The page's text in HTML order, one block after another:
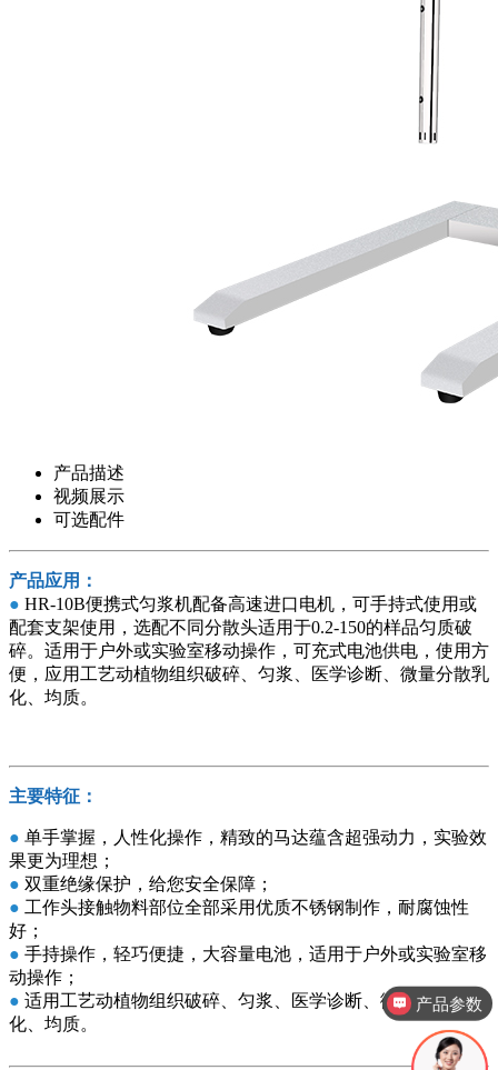
产品描述
视频展示
可选配件
产品应用：
● HR-10B便携式匀浆机配备高速进口电机，可手持式使用或
配套支架使用，选配不同分散头适用于0.2-150的样品匀质破
碎。适用于户外或实验室移动操作，可充式电池供电，使用方
便，应用工艺动植物组织破碎、匀浆、医学诊断、微量分散乳
化、均质。
主要特征：
● 单手掌握，人性化操作，精致的马达蕴含超强动力，实验效
果更为理想；
● 双重绝缘保护，给您安全保障；
● 工作头接触物料部位全部采用优质不锈钢制作，耐腐蚀性
好；
● 手持操作，轻巧便捷，大容量电池，适用于户外或实验室移
动操作；
● 适用工艺动植物组织破碎、匀浆、医学诊断、微量分散乳
化、均质。
产品报价